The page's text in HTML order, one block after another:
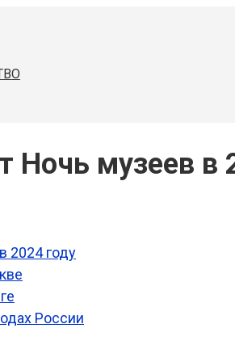
Ночь музеев в
2024 году
России